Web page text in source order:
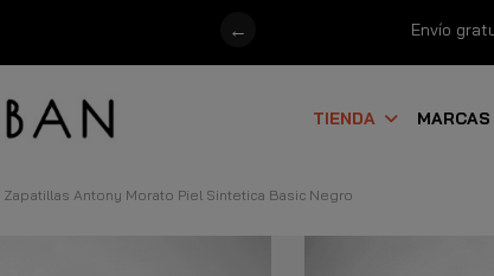
Envío
←
TIENDA MARCAS
Zapatillas Antony Morato Piel Sintetica Basic Negro